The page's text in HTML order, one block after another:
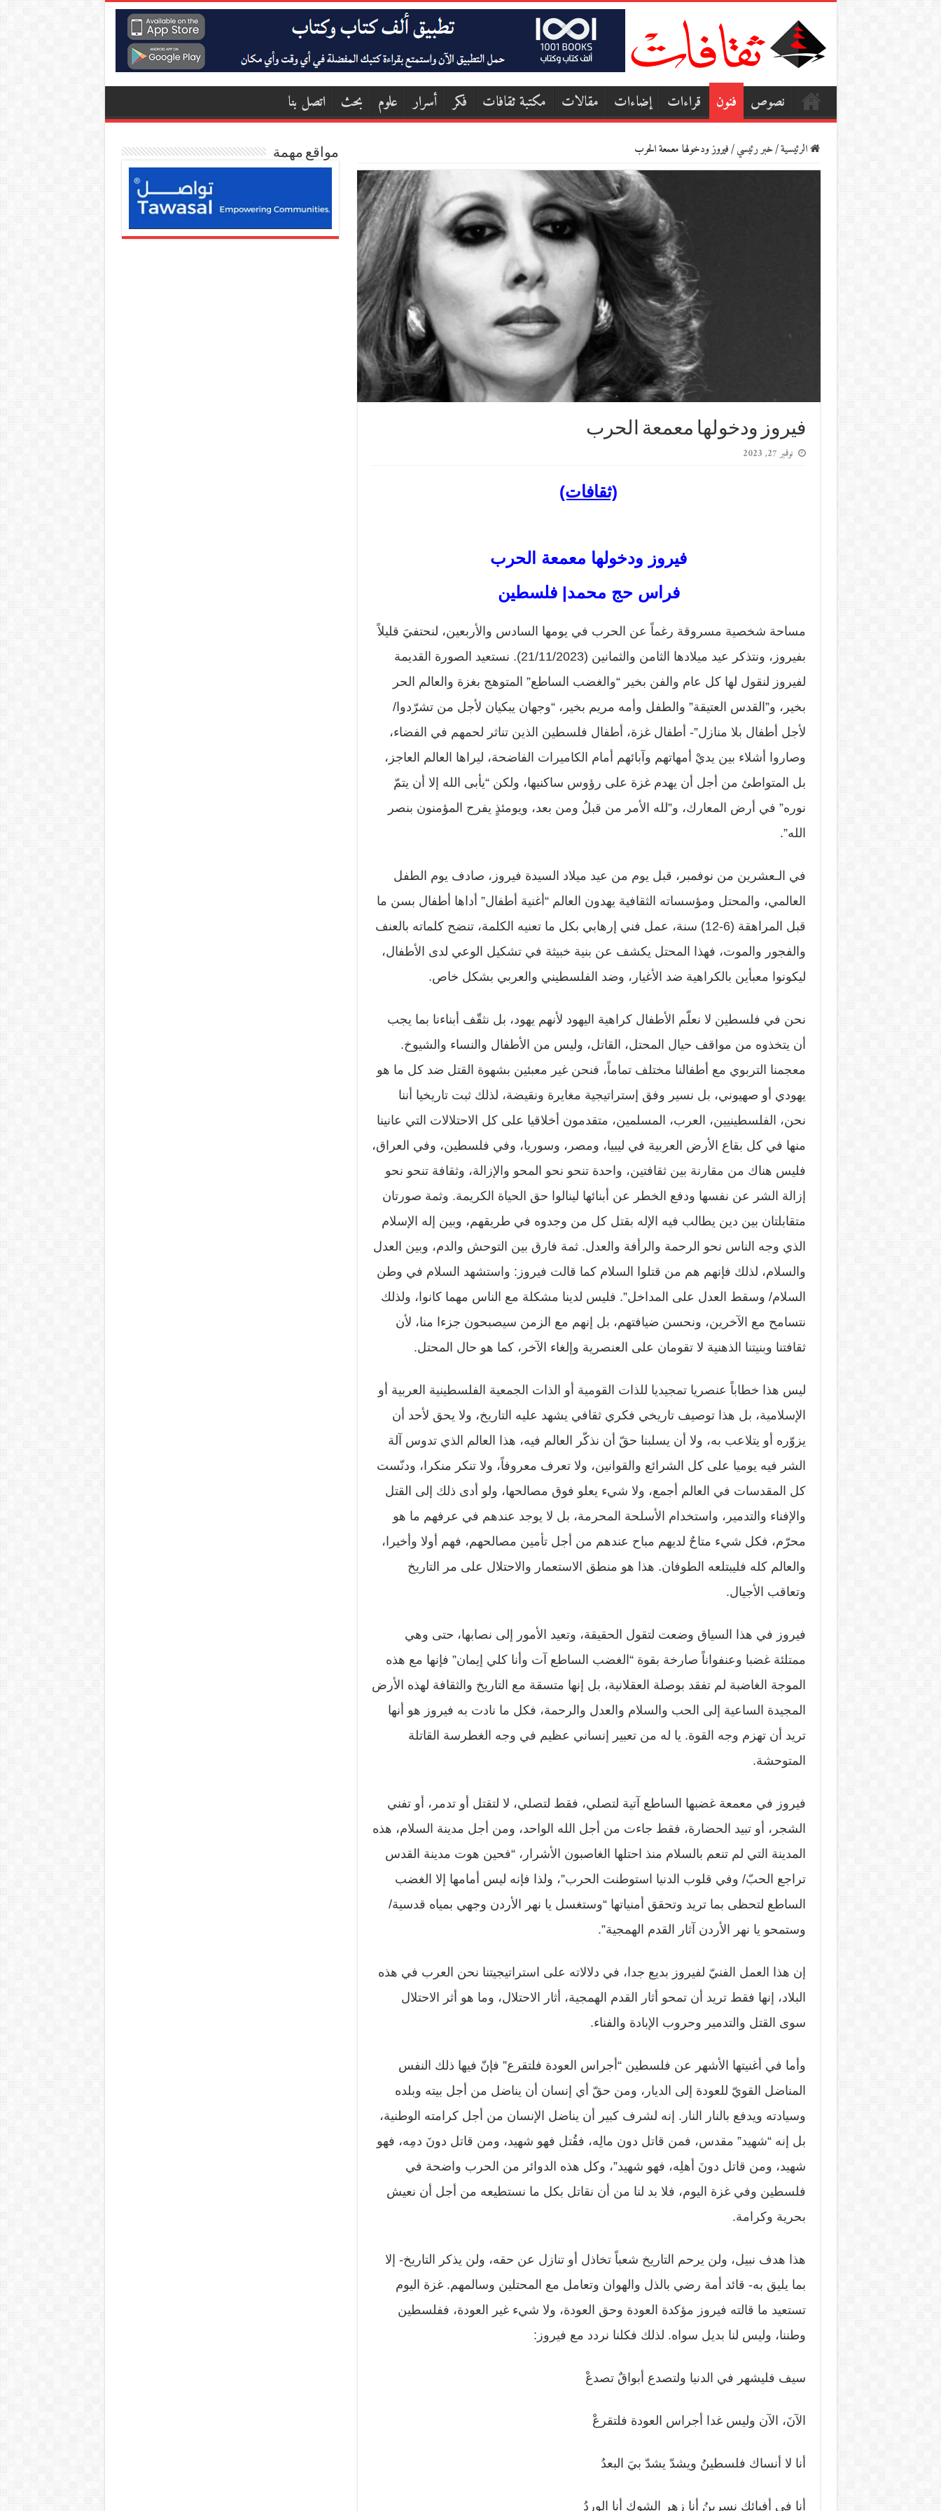
نصوص فنون قراءات إضاءات مقالات مكتبة ثقافات فكر أسرار علوم بحث اتصل بنا
الرئيسية/خبر رئيسي/فيروز ودخولها معمعة الحرب
فيروز ودخولها معمعة الحرب
نوفمبر 27, 2023
(ثقافات)
فيروز ودخولها معمعة الحرب
فراس حج محمد| فلسطين
مساحة شخصية مسروقة رغماً عن الحرب في يومها السادس والأربعين، لنحتفيَ قليلاً
بفيروز، ونتذكر عيد ميلادها الثامن والثمانين (21/11/2023). نستعيد الصورة القديمة
لفيروز لنقول لها كل عام والفن بخير “والغضب الساطع” المتوهج بغزة والعالم الحر
بخير، و”القدس العتيقة” والطفل وأمه مريم بخير، “وجهان يبكيان لأجل من تشرّدوا/
لأجل أطفال بلا منازل”- أطفال غزة، أطفال فلسطين الذين تناثر لحمهم في الفضاء،
وصاروا أشلاء بين يديْ أمهاتهم وآبائهم أمام الكاميرات الفاضحة، ليراها العالم العاجز،
بل المتواطئ من أجل أن يهدم غزة على رؤوس ساكنيها، ولكن “يأبى الله إلا أن يتمّ
نوره” في أرض المعارك، و”لله الأمر من قبلُ ومن بعد، ويومئذٍ يفرح المؤمنون بنصر
الله”.
في الـعشرين من نوفمبر، قبل يوم من عيد ميلاد السيدة فيروز، صادف يوم الطفل
العالمي، والمحتل ومؤسساته الثقافية يهدون العالم “أغنية أطفال” أداها أطفال بسن ما
قبل المراهقة (6-12) سنة، عمل فني إرهابي بكل ما تعنيه الكلمة، تنضح كلماته بالعنف
والفجور والموت، فهذا المحتل يكشف عن بنية خبيثة في تشكيل الوعي لدى الأطفال،
ليكونوا معبأين بالكراهية ضد الأغيار، وضد الفلسطيني والعربي بشكل خاص.
نحن في فلسطين لا نعلّم الأطفال كراهية اليهود لأنهم يهود، بل نثقّف أبناءنا بما يجب
أن يتخذوه من مواقف حيال المحتل، القاتل، وليس من الأطفال والنساء والشيوخ.
معجمنا التربوي مع أطفالنا مختلف تماماً، فنحن غير معبئين بشهوة القتل ضد كل ما هو
يهودي أو صهيوني، بل نسير وفق إستراتيجية مغايرة ونقيضة، لذلك ثبت تاريخيا أننا
نحن، الفلسطينيين، العرب، المسلمين، متقدمون أخلاقيا على كل الاحتلالات التي عانينا
منها في كل بقاع الأرض العربية في ليبيا، ومصر، وسوريا، وفي فلسطين، وفي العراق،
فليس هناك من مقارنة بين ثقافتين، واحدة تنحو نحو المحو والإزالة، وثقافة تنحو نحو
إزالة الشر عن نفسها ودفع الخطر عن أبنائها لينالوا حق الحياة الكريمة. وثمة صورتان
متقابلتان بين دين يطالب فيه الإله بقتل كل من وجدوه في طريقهم، وبين إله الإسلام
الذي وجه الناس نحو الرحمة والرأفة والعدل. ثمة فارق بين التوحش والدم، وبين العدل
والسلام، لذلك فإنهم هم من قتلوا السلام كما قالت فيروز: واستشهد السلام في وطن
السلام/ وسقط العدل على المداخل”. فليس لدينا مشكلة مع الناس مهما كانوا، ولذلك
نتسامح مع الآخرين، ونحسن ضيافتهم، بل إنهم مع الزمن سيصبحون جزءا منا، لأن
ثقافتنا وبنيتنا الذهنية لا تقومان على العنصرية وإلغاء الآخر، كما هو حال المحتل.
ليس هذا خطاباً عنصريا تمجيديا للذات القومية أو الذات الجمعية الفلسطينية العربية أو
الإسلامية، بل هذا توصيف تاريخي فكري ثقافي يشهد عليه التاريخ، ولا يحق لأحد أن
يزوّره أو يتلاعب به، ولا أن يسلبنا حقّ أن نذكّر العالم فيه، هذا العالم الذي تدوس آلة
الشر فيه يوميا على كل الشرائع والقوانين، ولا تعرف معروفاً، ولا تنكر منكرا، ودنّست
كل المقدسات في العالم أجمع، ولا شيء يعلو فوق مصالحها، ولو أدى ذلك إلى القتل
والإفناء والتدمير، واستخدام الأسلحة المحرمة، بل لا يوجد عندهم في عرفهم ما هو
محرّم، فكل شيء متاحٌ لديهم مباح عندهم من أجل تأمين مصالحهم، فهم أولا وأخيرا،
والعالم كله فليبتلعه الطوفان. هذا هو منطق الاستعمار والاحتلال على مر التاريخ
وتعاقب الأجيال.
فيروز في هذا السياق وضعت لتقول الحقيقة، وتعيد الأمور إلى نصابها، حتى وهي
ممتلئة غضبا وعنفواناً صارخة بقوة “الغضب الساطع آت وأنا كلي إيمان” فإنها مع هذه
الموجة الغاضبة لم تفقد بوصلة العقلانية، بل إنها متسقة مع التاريخ والثقافة لهذه الأرض
المجيدة الساعية إلى الحب والسلام والعدل والرحمة، فكل ما نادت به فيروز هو أنها
تريد أن تهزم وجه القوة. يا له من تعبير إنساني عظيم في وجه الغطرسة القاتلة
المتوحشة.
فيروز في معمعة غضبها الساطع آتية لتصلي، فقط لتصلي، لا لتقتل أو تدمر، أو تفني
الشجر، أو تبيد الحضارة، فقط جاءت من أجل الله الواحد، ومن أجل مدينة السلام، هذه
المدينة التي لم تنعم بالسلام منذ احتلها الغاصبون الأشرار، “فحين هوت مدينة القدس
تراجع الحبّ/ وفي قلوب الدنيا استوطنت الحرب”، ولذا فإنه ليس أمامها إلا الغضب
الساطع لتحظى بما تريد وتحقق أمنياتها “وستغسل يا نهر الأردن وجهي بمياه قدسية/
وستمحو يا نهر الأردن آثار القدم الهمجية”.
إن هذا العمل الفنيّ لفيروز بديع جدا، في دلالاته على استراتيجيتنا نحن العرب في هذه
البلاد، إنها فقط تريد أن تمحو أثار القدم الهمجية، أثار الاحتلال، وما هو أثر الاحتلال
سوى القتل والتدمير وحروب الإبادة والفناء.
وأما في أغنيتها الأشهر عن فلسطين “أجراس العودة فلتقرع” فإنّ فيها ذلك النفس
المناضل القويّ للعودة إلى الديار، ومن حقّ أي إنسان أن يناضل من أجل بيته وبلده
وسيادته ويدفع بالنار النار. إنه لشرف كبير أن يناضل الإنسان من أجل كرامته الوطنية،
بل إنه “شهيد” مقدس، فمن قاتل دون مالِه، فقُتل فهو شهيد، ومن قاتل دونَ دمِه، فهو
شهيد، ومن قاتل دونَ أهلِه، فهو شهيد”، وكل هذه الدوائر من الحرب واضحة في
فلسطين وفي غزة اليوم، فلا بد لنا من أن نقاتل بكل ما نستطيعه من أجل أن نعيش
بحرية وكرامة.
هذا هدف نبيل، ولن يرحم التاريخ شعباً تخاذل أو تنازل عن حقه، ولن يذكر التاريخ- إلا
بما يليق به- قائد أمة رضي بالذل والهوان وتعامل مع المحتلين وسالمهم. غزة اليوم
تستعيد ما قالته فيروز مؤكدة العودة وحق العودة، ولا شيء غير العودة، ففلسطين
وطننا، وليس لنا بديل سواه. لذلك فكلنا نردد مع فيروز:
سيف فليشهر في الدنيا ولتصدع أبواقٌ تصدعْ
الآنَ، الآن وليس غدا أجراس العودة فلتقرعْ
أنا لا أنساك فلسطينُ ويشدّ يشدّ بيَ البعدُ
أنا في أفيائك نسرينُ أنا زهر الشوك أنا الوردُ
مواقع مهمة